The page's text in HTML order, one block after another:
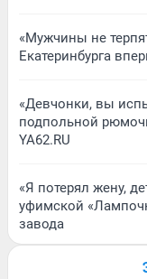
«Мужчины не
Екатеринбурга
«Девчонки, вы
подпольной
YA62.RU
«Я потерял жену,
уфимской
завода